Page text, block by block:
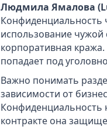
Людмила Ямалова
Конфиденциальность
использование чужой
корпоративная
попадает под
Важно понимать
зависимости от
Конфиденциальность
контракте она